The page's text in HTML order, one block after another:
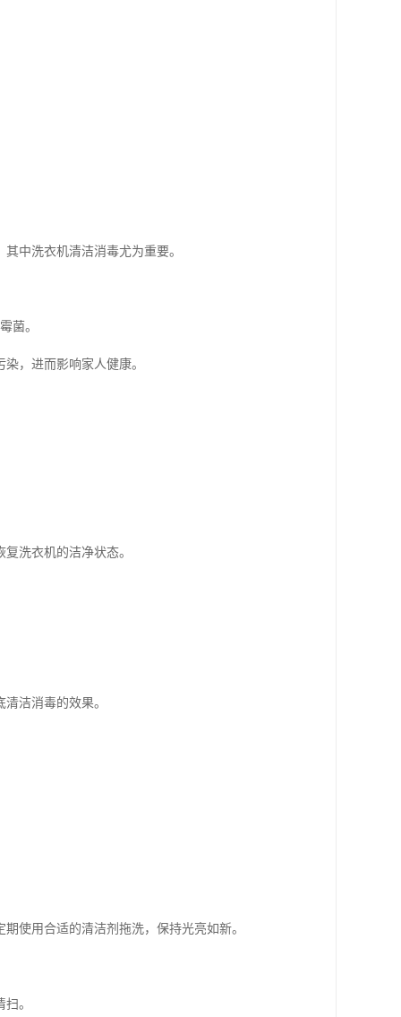
中洗衣机清洁消毒尤为重要。
菌。
，进而影响家人健康。
洗衣机的洁净状态。
洁消毒的效果。
使用合适的清洁剂拖洗，保持光亮如新。
。